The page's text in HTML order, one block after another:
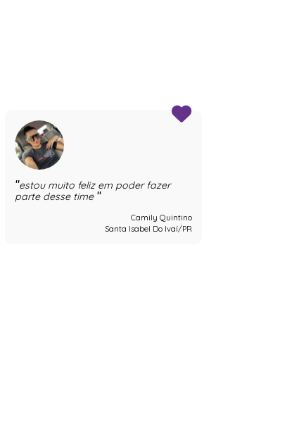
estou muito feliz em poder fazer
parte desse time
Camily Quintino
Santa Isabel Do Ivaí/PR